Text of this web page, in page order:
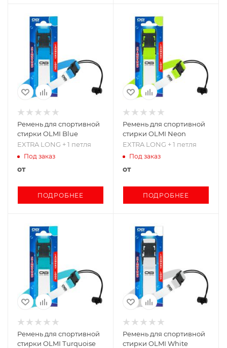
Ремень для спортивной
стирки OLMI Blue
EXTRA LONG + 1 петля
Под заказ
от
ПОДРОБНЕЕ
Ремень для спортивной
стирки OLMI Neon
EXTRA LONG + 1 петля
Под заказ
от
ПОДРОБНЕЕ
Ремень для спортивной
стирки OLMI Тurquoise
Ремень для спортивной
стирки OLMI White